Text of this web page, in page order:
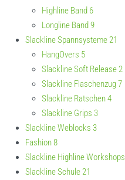
Highline Band 6
Longline Band 9
Slackline Spannsysteme21
HangOvers 5
Slackline Soft Release2
Slackline Flaschenzug7
Slackline Ratschen4
Slackline Grips 3
Slackline Weblocks 3
Fashion8
Slackline Highline Workshops
Slackline Schule21